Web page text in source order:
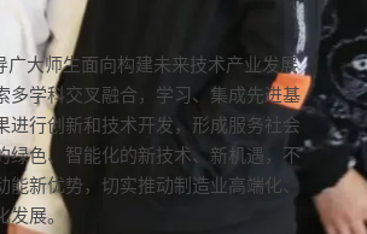
大师生面向构建未来技术产业发展
多学科交叉融合，学习、集成先进基
进行创新和技术开发，形成服务社会
绿色、智能化的新技术、新机遇，不
能新优势，切实推动制造业高端化、
发展。